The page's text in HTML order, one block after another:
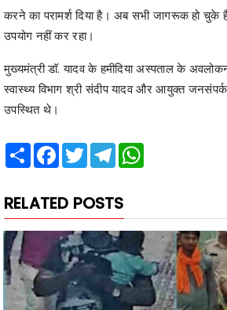
करने का परामर्श दिया है। अब सभी जागरूक हो चुके
उपयोग नहीं कर रहा।
मुख्यमंत्री डॉ. यादव के हमीदिया अस्पताल के
स्वास्थ्य विभाग श्री संदीप यादव और आयुक्त
उपस्थित थे।
Share Facebook
TwitterTelegram
RELATED POSTS